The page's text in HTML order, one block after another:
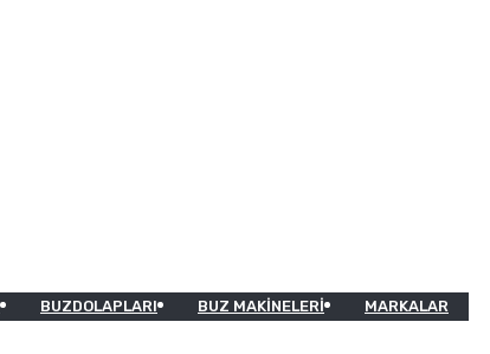
BUZDOLAPLARI BUZ MAKINELERI MARKALAR